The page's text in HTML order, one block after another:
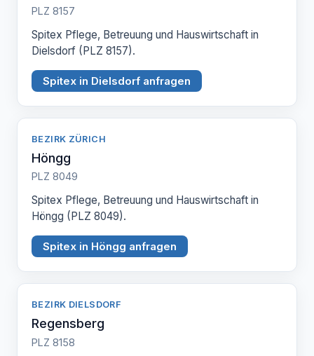
PLZ 8157
Spitex Pflege, Betreuung und Hauswirtschaft in
Dielsdorf (PLZ 8157).
Spitex in Dielsdorf anfragen
BEZIRK ZÜRICH
Höngg
PLZ 8049
Spitex Pflege, Betreuung und Hauswirtschaft in
Höngg (PLZ 8049).
Spitex in Höngg anfragen
BEZIRK DIELSDORF
Regensberg
PLZ 8158